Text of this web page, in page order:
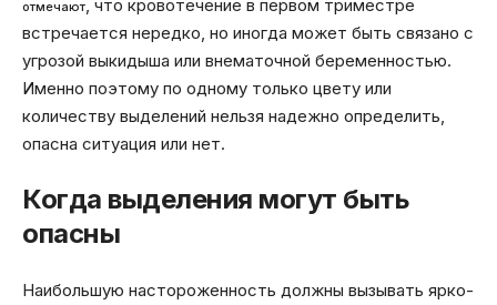
отмечают, что кровотечение в первом триместре
встречается нередко, но иногда может быть связано с
угрозой выкидыша или внематочной беременностью.
Именно поэтому по одному только цвету или
количеству выделений нельзя надежно определить,
опасна ситуация или нет.
Когда выделения могут быть
опасны
Наибольшую настороженность должны вызывать ярко-